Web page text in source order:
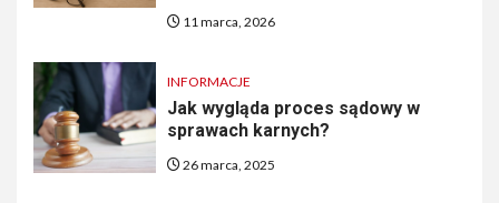
11 marca, 2026
INFORMACJE
Jak wygląda proces sądowy w
sprawach karnych?
26 marca, 2025